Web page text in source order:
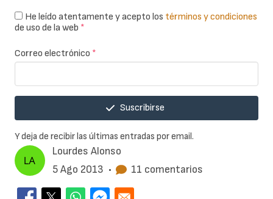
Lourdes Alonso
5 Ago 2013 • 11 comentarios
He leído atentamente y acepto los términos y condiciones
de uso de la web *
Correo electrónico *
Suscribirse
Y deja de recibir las últimas entradas por email.